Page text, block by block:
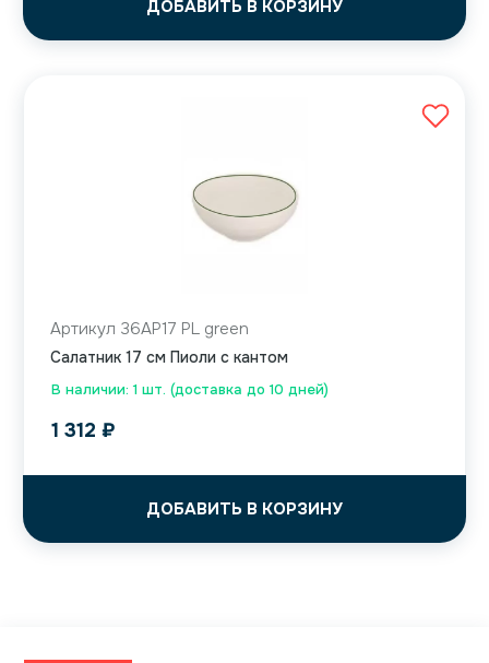
ДОБАВИТЬ В КОРЗИНУ
В наличии: 1 шт. (доставка до 10 дней)
Артикул 36AP17 PL green
Салатник 17 см Пиоли с кантом
1 312 ₽
ДОБАВИТЬ В КОРЗИНУ